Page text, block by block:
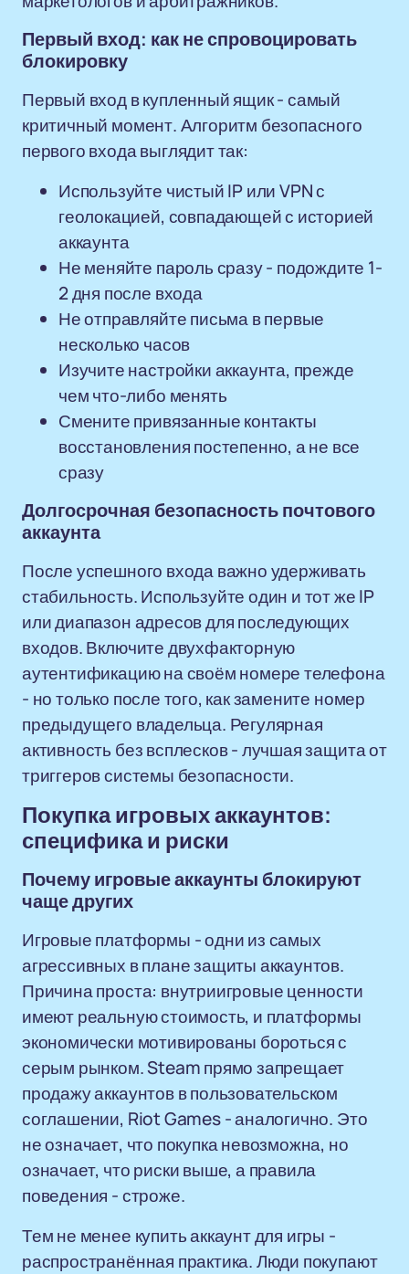
Первый вход: как не спровоцировать
блокировку
Первый вход в купленный ящик - самый
критичный момент. Алгоритм безопасного
первого входа выглядит так:
Используйте чистый IP или VPN с
геолокацией, совпадающей с историей
аккаунта
Не меняйте пароль сразу - подождите 1-
2 дня после входа
Не отправляйте письма в первые
несколько часов
Изучите настройки аккаунта, прежде
чем что-либо менять
Смените привязанные контакты
восстановления постепенно, а не все
сразу
Долгосрочная безопасность почтового
аккаунта
После успешного входа важно удерживать
стабильность. Используйте один и тот же IP
или диапазон адресов для последующих
входов. Включите двухфакторную
аутентификацию на своём номере телефона
- но только после того, как замените номер
предыдущего владельца. Регулярная
активность без всплесков - лучшая защита от
триггеров системы безопасности.
Покупка игровых аккаунтов:
специфика и риски
Почему игровые аккаунты блокируют
чаще других
Игровые платформы - одни из самых
агрессивных в плане защиты аккаунтов.
Причина проста: внутриигровые ценности
имеют реальную стоимость, и платформы
экономически мотивированы бороться с
серым рынком. Steam прямо запрещает
продажу аккаунтов в пользовательском
соглашении, Riot Games - аналогично. Это
не означает, что покупка невозможна, но
означает, что риски выше, а правила
поведения - строже.
Тем не менее купить аккаунт для игры -
распространённая практика. Люди покупают